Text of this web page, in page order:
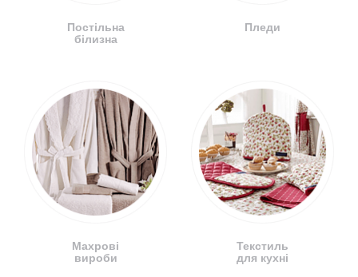
Постільна
білизна
Махрові
вироби
Пледи
Текстиль
для кухні